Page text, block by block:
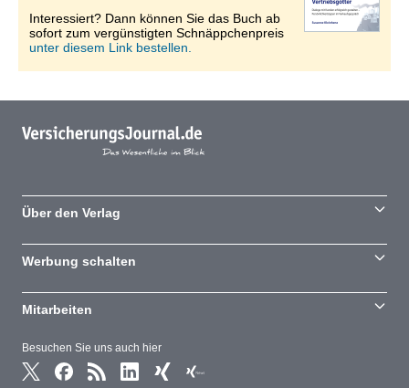
Interessiert? Dann können Sie das Buch ab
sofort zum vergünstigten Schnäppchenpreis
unter diesem Link bestellen.
Besuchen Sie uns auch hier
Über den Verlag
Werbung schalten
Mitarbeiten